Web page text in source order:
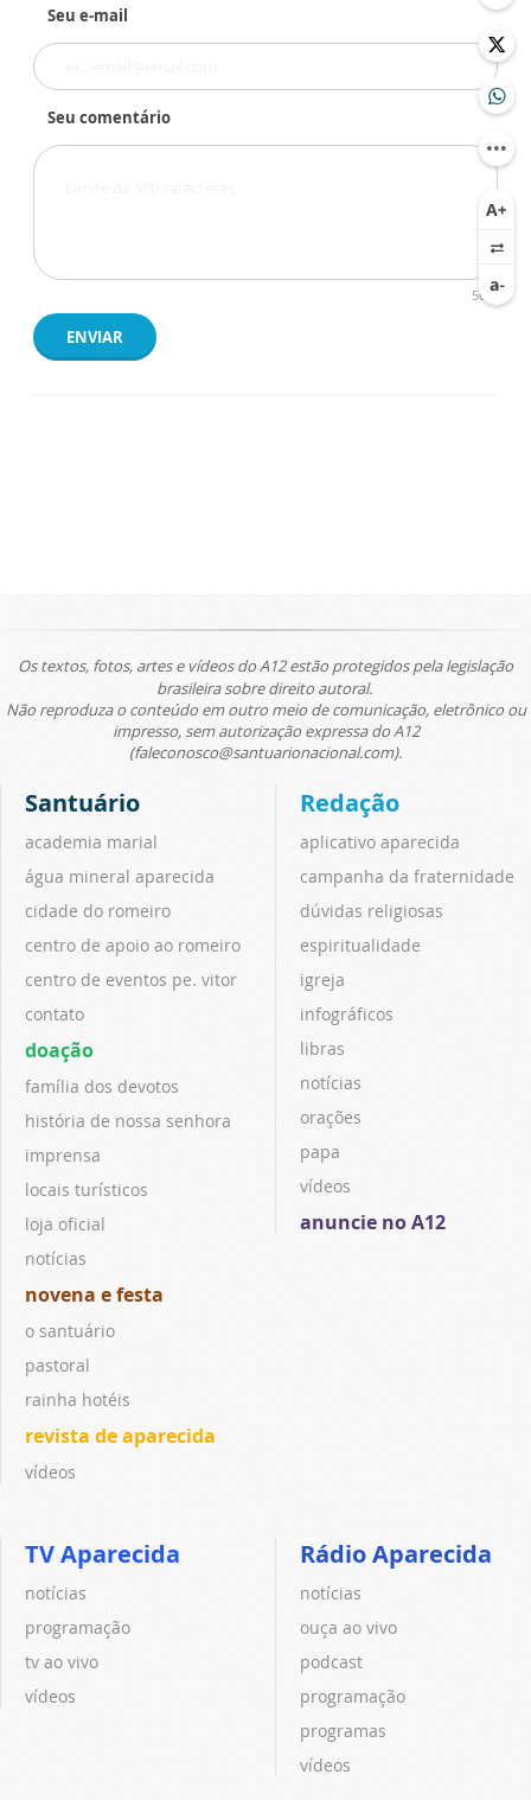
Seu e-mail
Seu comentário
500
ENVIAR
Os textos, fotos, artes e vídeos do A12 estão protegidos pela legislação
brasileira sobre direito autoral.
Não reproduza o conteúdo em outro meio de comunicação, eletrônico ou
impresso, sem autorização expressa do A12
(faleconosco@santuarionacional.com).
Santuário
academia marial
água mineral aparecida
cidade do romeiro
centro de apoio ao romeiro
centro de eventos pe. vitor
contato
doação
família dos devotos
história de nossa senhora
imprensa
locais turísticos
loja oficial
notícias
novena e festa
o santuário
pastoral
rainha hotéis
revista de aparecida
vídeos
Redação
aplicativo aparecida
campanha da fraternidade
dúvidas religiosas
espiritualidade
igreja
infográficos
libras
notícias
orações
papa
vídeos
anuncie no A12
TV Aparecida
notícias
programação
tv ao vivo
vídeos
Rádio Aparecida
notícias
ouça ao vivo
podcast
programação
programas
vídeos